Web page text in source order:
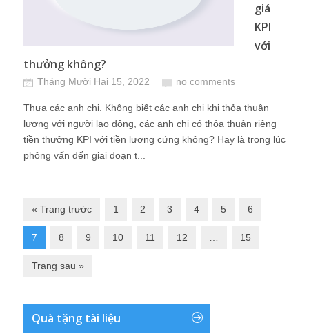
giá
KPI
với
thưởng không?
Tháng Mười Hai 15, 2022 no comments
Thưa các anh chị. Không biết các anh chị khi thỏa thuận
lương với người lao động, các anh chị có thỏa thuận riêng
tiền thưởng KPI với tiền lương cứng không? Hay là trong lúc
phỏng vấn đến giai đoạn t...
« Trang trước 1 2 3 4 5 6
7 8 9 10 11 12 15
Trang sau »
Quà tặng tài liệu